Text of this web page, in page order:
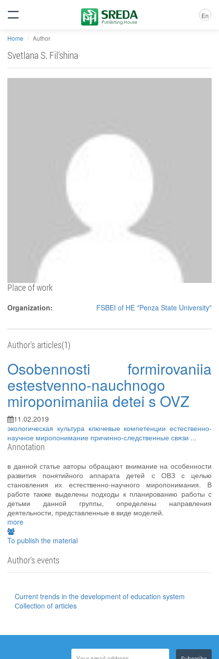
En
Home Author
Svetlana S. Fil'shina
Place of work
Organization: FSBEI of HE "Penza State University"
Author's articles(1)
Osobennosti formirovaniia
estestvenno-nauchnogo
miroponimaniia detei s OVZ
11.02.2019
экологическая культура ключевые компетенции естественно-
научное миропонимание причинно-следственные связи ...
Annotation
в данной статье авторы обращают внимание на особенности
развития понятийного аппарата детей с ОВЗ с целью
становления их естественно-научного миропонимания. В
работе также выделены подходы к планированию работы с
детьми данной группы, определены направления
деятельности, представленные в виде моделей.
more
To publish the material
Author's events
Current trends in the development of education system
Сollection of articles